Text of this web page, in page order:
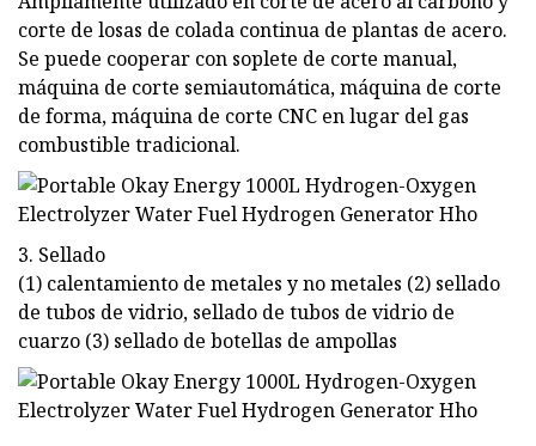
corte de losas de colada continua de plantas de acero.
Se puede cooperar con soplete de corte manual,
máquina de corte semiautomática, máquina de corte
de forma, máquina de corte CNC en lugar del gas
combustible tradicional.
3. Sellado
(1) calentamiento de metales y no metales (2) sellado
de tubos de vidrio, sellado de tubos de vidrio de
cuarzo (3) sellado de botellas de ampollas